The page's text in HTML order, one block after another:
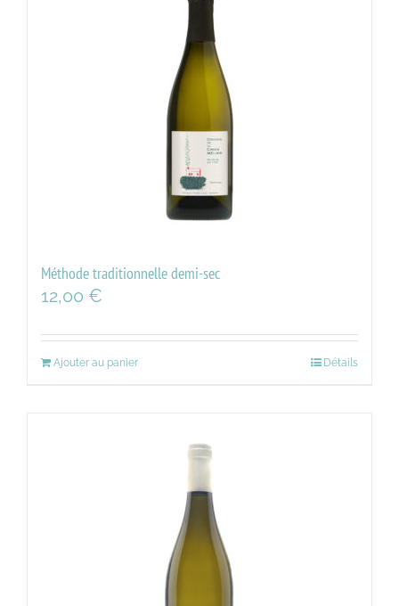
Méthode traditionnelle demi-sec
12,00 €
Ajouter au panier Détails